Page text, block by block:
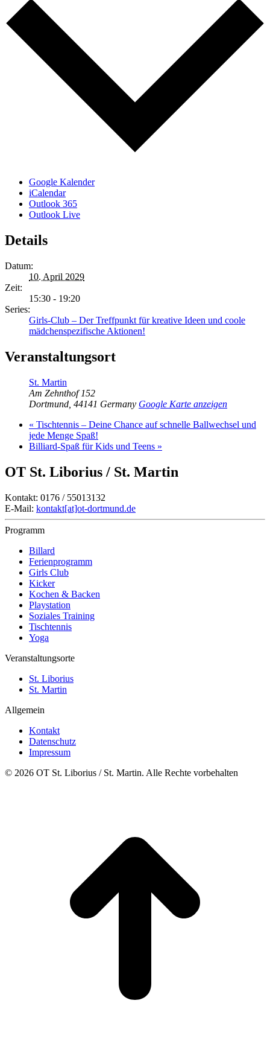
Google Kalender
iCalendar
Outlook 365
Outlook Live
Details
Datum:
10. April 2029
Zeit:
15:30 - 19:20
Series:
Girls-Club – Der Treffpunkt für kreative Ideen und coole
mädchenspezifische Aktionen!
Veranstaltungsort
St. Martin
Am Zehnthof 152
Dortmund 44141 Germany Google Karte anzeigen
« Tischtennis – Deine Chance auf schnelle Ballwechsel und
jede Menge Spaß!
Billiard-Spaß für Kids und Teens »
OT St. Liborius / St. Martin
Kontakt: 0176 / 55013132
E-Mail: kontakt[at]ot-dortmund.de
Programm
Billard
Ferienprogramm
Girls Club
Kicker
Kochen & Backen
Playstation
Soziales Training
Tischtennis
Yoga
Veranstaltungsorte
St. Liborius
St. Martin
Allgemein
Kontakt
Datenschutz
Impressum
© 2026 OT St. Liborius / St. Martin. Alle Rechte vorbehalten